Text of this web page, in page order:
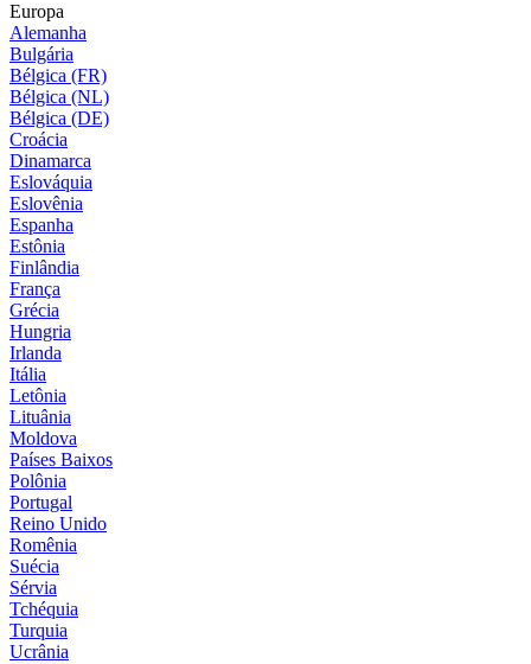
Europa
Alemanha
Bulgária
Bélgica (FR)
Bélgica (NL)
Bélgica (DE)
Croácia
Dinamarca
Eslováquia
Eslovênia
Espanha
Estônia
Finlândia
França
Grécia
Hungria
Irlanda
Itália
Letônia
Lituânia
Moldova
Países Baixos
Polônia
Portugal
Reino Unido
Romênia
Suécia
Sérvia
Tchéquia
Turquia
Ucrânia